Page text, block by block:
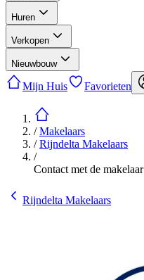
Huren
Verkopen
Nieuwbouw
Mijn Huis Favorieten
/Makelaars
/Rijndelta Makelaars
/
Contact met de makelaar
Rijndelta Makelaars